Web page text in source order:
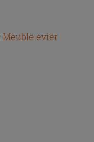
Meuble evier